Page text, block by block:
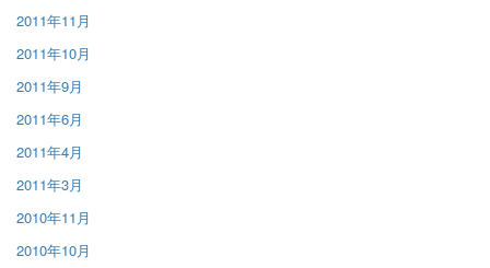
2011年11月
2011年10月
2011年9月
2011年6月
2011年4月
2011年3月
2010年11月
2010年10月